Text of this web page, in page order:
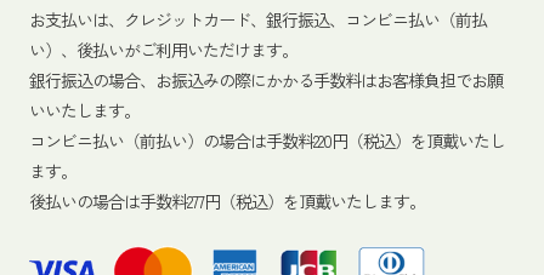
お支払いは、クレジットカード、銀行振込、コンビニ払い（前払
い）、後払いがご利用いただけます。
銀行振込の場合、お振込みの際にかかる手数料はお客様負担でお願
いいたします。
コンビニ払い（前払い）の場合は手数料220円（税込）を頂戴いたし
ます。
後払いの場合は手数料277円（税込）を頂戴いたします。